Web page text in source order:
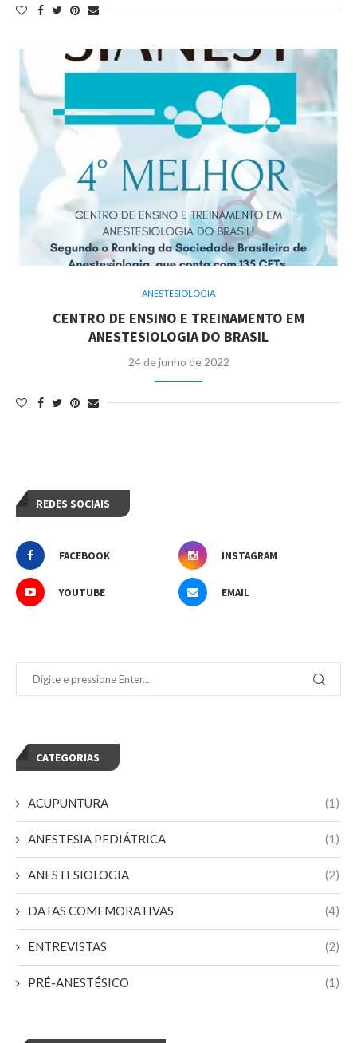
ANESTESIOLOGIA
CENTRO DE ENSINO E TREINAMENTO EM
ANESTESIOLOGIA DO BRASIL
24 de junho de 2022
REDES SOCIAIS
FACEBOOK INSTAGRAM
YOUTUBE EMAIL
CATEGORIAS
ACUPUNTURA (1)
ANESTESIA PEDIÁTRICA (1)
ANESTESIOLOGIA (2)
DATAS COMEMORATIVAS (4)
ENTREVISTAS (2)
PRÉ-ANESTÉSICO (1)